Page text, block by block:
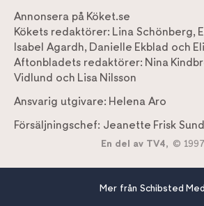
Annonsera på Köket.se
Kökets redaktörer: Lina Schönberg,
Isabel Agardh, Danielle Ekblad och
Aftonbladets redaktörer: Nina
Vidlund och Lisa Nilsson
Ansvarig utgivare: Helena Aro
Försäljningschef: Jeanette Frisk
En del av TV4, ©
Mer från Schibsted